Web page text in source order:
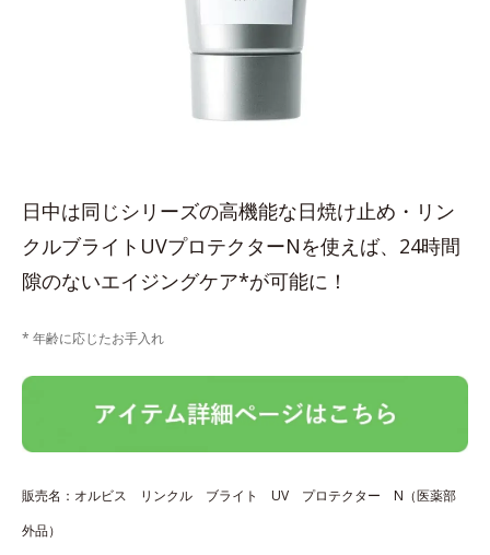
日中は同じシリーズの高機能な日焼け止め・リン
クルブライトUVプロテクターNを使えば、24時間
隙のないエイジングケア*が可能に！
* 年齢に応じたお手入れ
販売名：オルビス リンクル ブライト UV プロテクター N（医薬部
外品）